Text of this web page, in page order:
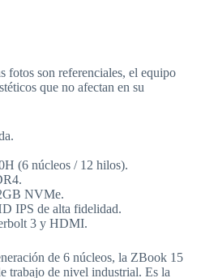
fotos son referenciales, el equipo
que no afectan en su
(6 núcleos / 12 hilos).
NVMe.
IPS de alta fidelidad.
3 y HDMI.
de 6 núcleos, la ZBook 15
trabajo de nivel industrial. Es la